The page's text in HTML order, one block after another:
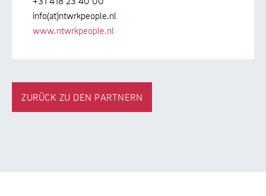
info(at)ntwrkpeople.nl
www.ntwrkpeople.nl
ZURÜCK ZU DEN PARTNERN